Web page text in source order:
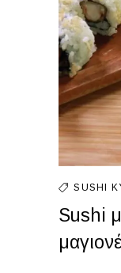
SUSHI
Sushi